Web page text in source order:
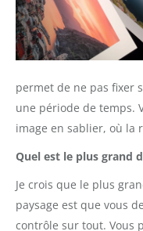
permet de ne pas fixer
une période de temps.
image en sablier, où la
Quel est le plus grand
Je crois que le plus
paysage est que vous
contrôle sur tout. Vous